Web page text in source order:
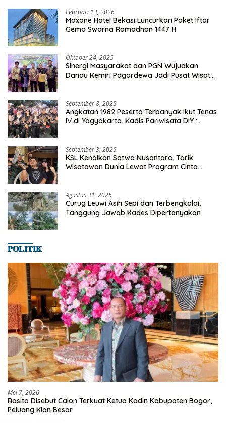
Februari 13, 2026
Maxone Hotel Bekasi Luncurkan Paket Iftar
Gema Swarna Ramadhan 1447 H
Oktober 24, 2025
Sinergi Masyarakat dan PGN Wujudkan
Danau Kemiri Pagardewa Jadi Pusat Wisata
September 8, 2025
Angkatan 1982 Peserta Terbanyak Ikut Tenas
IV di Yogyakarta, Kadis Pariwisata DIY :
September 3, 2025
KSL Kenalkan Satwa Nusantara, Tarik
Wisatawan Dunia Lewat Program Cinta
Agustus 31, 2025
Curug Leuwi Asih Sepi dan Terbengkalai,
Tanggung Jawab Kades Dipertanyakan
𝐏𝐎𝐋𝐈𝐓𝐈𝐊
Mei 7, 2026
Rasito Disebut Calon Terkuat Ketua Kadin Kabupaten Bogor,
Peluang Kian Besar